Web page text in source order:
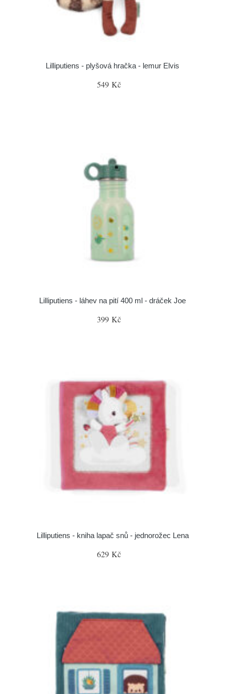
Lilliputiens - plyšová hračka - lemur Elvis
549 Kč
Lilliputiens - láhev na pití 400 ml - dráček Joe
399 Kč
Lilliputiens - kniha lapač snů - jednorožec Lena
629 Kč